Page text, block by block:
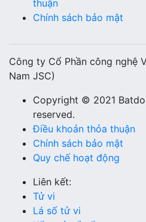
thuận
Chính sách bảo mật
Công ty Cổ Phần công nghệ
Nam JSC)
Copyright © 2021
reserved.
Điều khoản thỏa thuận
Chính sách bảo mật
Quy chế hoạt động
Liên kết:
Tử vi
Lá số tử vi